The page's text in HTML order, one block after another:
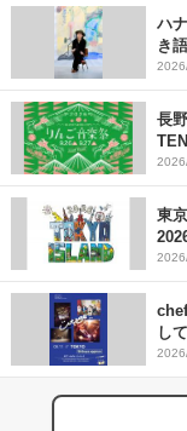
ハ
き
長
発表
東
発
し